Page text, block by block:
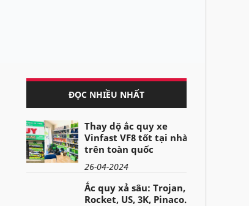
ĐỌC NHIỀU NHẤT
Thay dộ ắc quy xe
Vinfast VF8 tốt tại nhà
trên toàn quốc
26-04-2024
Ắc quy xả sâu: Trojan,
Rocket, US, 3K, Pinaco..